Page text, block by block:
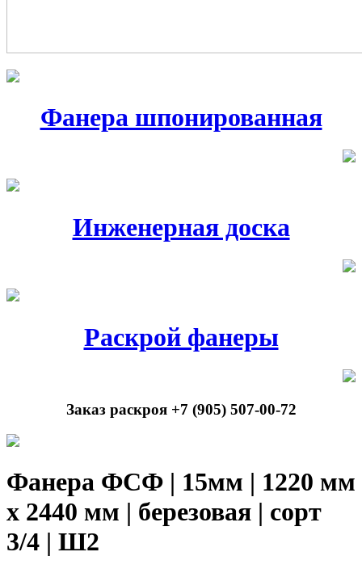
Фанера шпонированная
Инженерная доска
Раскрой фанеры
Заказ раскроя +7 (905) 507-00-72
Фанера ФСФ | 15мм | 1220 мм
х 2440 мм | березовая | сорт
3/4 | Ш2